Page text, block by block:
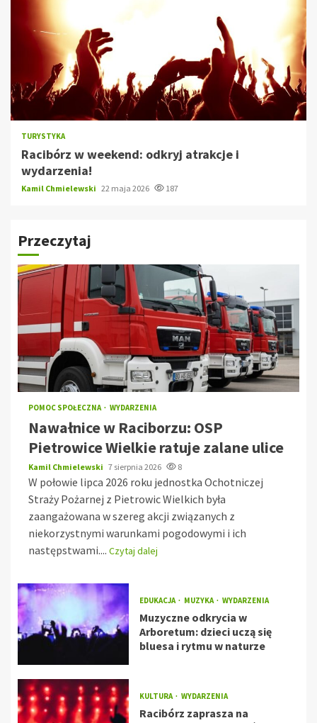
TURYSTYKA
Racibórz w weekend: odkryj atrakcje i
wydarzenia!
Kamil Chmielewski 22 maja 2026 187
Przeczytaj
POMOC SPOŁECZNA WYDARZENIA
Nawałnice w Raciborzu: OSP
Pietrowice Wielkie ratuje zalane ulice
Kamil Chmielewski 7 sierpnia 2026 8
W połowie lipca 2026 roku jednostka Ochotniczej
Straży Pożarnej z Pietrowic Wielkich była
zaangażowana w szereg akcji związanych z
niekorzystnymi warunkami pogodowymi i ich
następstwami.... Czytaj dalej
EDUKACJA MUZYKA WYDARZENIA
Muzyczne odkrycia w
Arboretum: dzieci uczą się
bluesa i rytmu w naturze
KULTURA WYDARZENIA
Racibórz zaprasza na